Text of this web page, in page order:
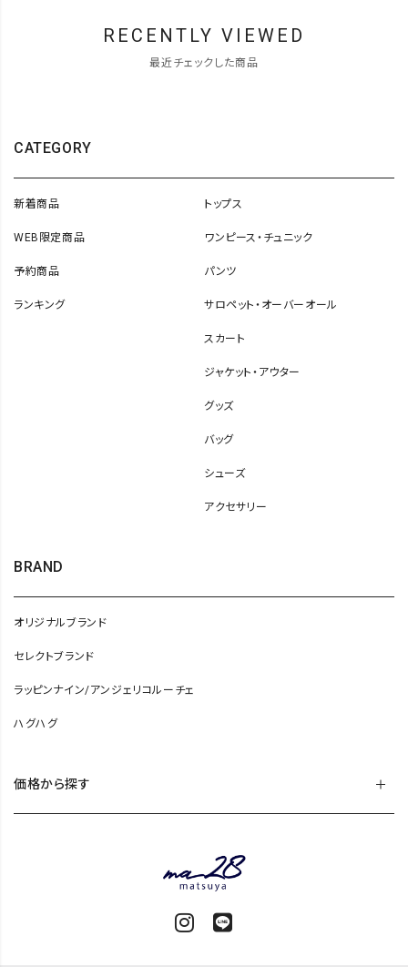
RECENTLY VIEWED
最近チェックした商品
CATEGORY
新着商品
WEB限定商品
予約商品
ランキング
トップス
ワンピース・チュニック
パンツ
サロペット・オーバーオール
スカート
ジャケット・アウター
グッズ
バッグ
シューズ
アクセサリー
BRAND
オリジナルブランド
セレクトブランド
ラッピンナイン/アンジェリコルーチェ
ハグハグ
価格から探す